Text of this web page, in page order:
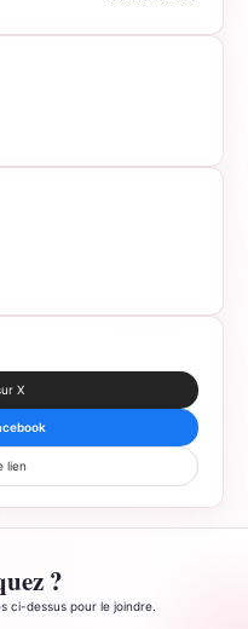
X
lien
?
ci-dessus pour le joindre.